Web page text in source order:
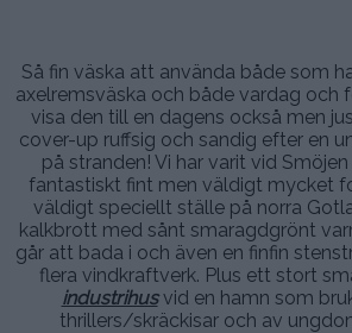
Så fin väska att använda både som
axelremsväska och både vardag och
visa den till en dagens också men
cover-up ruffsig och sandig efter en
på stranden! Vi har varit vid
fantastiskt fint men väldigt mycket
väldigt speciellt ställe på norra
kalkbrott med sånt smaragdgrönt
går att bada i och även en finfin
flera vindkraftverk. Plus ett stort
industrihusvid en hamn som
thrillers/skräckisar och av